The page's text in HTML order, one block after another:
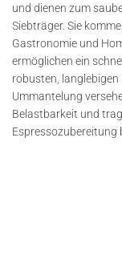
und dienen zum
Siebträger. Sie
Gastronomie und
ermöglichen ein
robusten,
Ummantelung
Belastbarkeit und
Espressozubereitung